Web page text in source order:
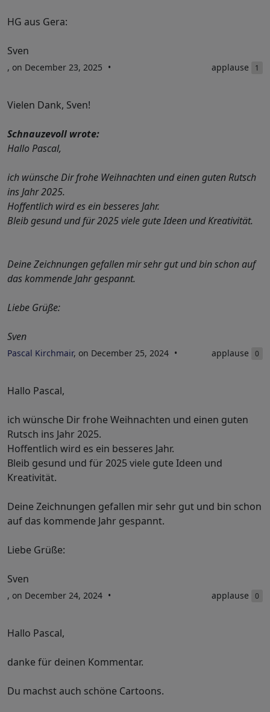
HG aus Gera:
Sven
, on December 23, 2025 applause 1
Vielen Dank, Sven!
Schnauzevoll wrote:
Hallo Pascal,
ich wünsche Dir frohe Weihnachten und einen guten Rutsch
ins Jahr 2025.
Hoffentlich wird es ein besseres Jahr.
Bleib gesund und für 2025 viele gute Ideen und Kreativität.
Deine Zeichnungen gefallen mir sehr gut und bin schon auf
das kommende Jahr gespannt.
Liebe Grüße:
Sven
Pascal Kirchmair, on December 25, 2024 applause 0
Hallo Pascal,
ich wünsche Dir frohe Weihnachten und einen guten
Rutsch ins Jahr 2025.
Hoffentlich wird es ein besseres Jahr.
Bleib gesund und für 2025 viele gute Ideen und
Kreativität.
Deine Zeichnungen gefallen mir sehr gut und bin schon
auf das kommende Jahr gespannt.
Liebe Grüße:
Sven
, on December 24, 2024 applause 0
Hallo Pascal,
danke für deinen Kommentar.
Du machst auch schöne Cartoons.